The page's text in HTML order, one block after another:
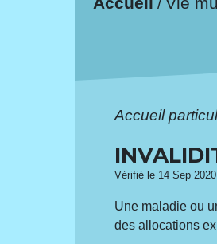
/
Accueil
Vérifié le 14 Sep
Une maladie ou
des allocations